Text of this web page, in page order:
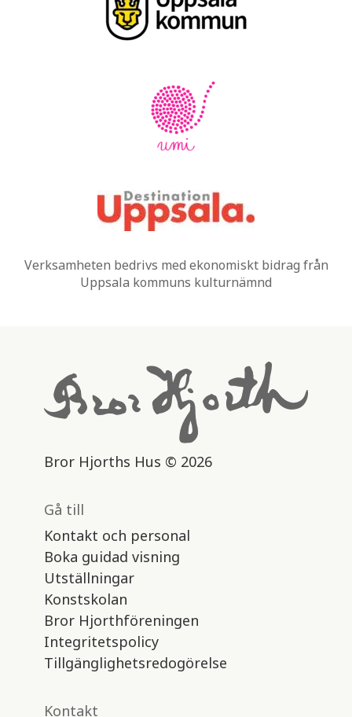
Verksamheten bedrivs med ekonomiskt bidrag från
Uppsala kommuns kulturnämnd
Bror Hjorths Hus © 2026
Gå till
Kontakt och personal
Boka guidad visning
Utställningar
Konstskolan
Bror Hjorthföreningen
Integritetspolicy
Tillgänglighetsredogörelse
Kontakt